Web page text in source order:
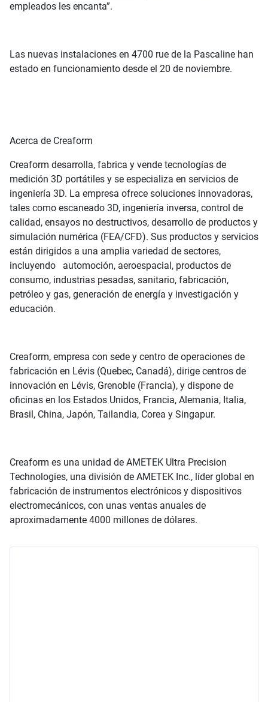
empleados les encanta”.
Las nuevas instalaciones en 4700 rue de la Pascaline han
estado en funcionamiento desde el 20 de noviembre.
Acerca de Creaform
Creaform desarrolla, fabrica y vende tecnologías de
medición 3D portátiles y se especializa en servicios de
ingeniería 3D. La empresa ofrece soluciones innovadoras,
tales como escaneado 3D, ingeniería inversa, control de
calidad, ensayos no destructivos, desarrollo de productos y
simulación numérica (FEA/CFD). Sus productos y servicios
están dirigidos a una amplia variedad de sectores,
incluyendo automoción, aeroespacial, productos de
consumo, industrias pesadas, sanitario, fabricación,
petróleo y gas, generación de energía y investigación y
educación.
Creaform, empresa con sede y centro de operaciones de
fabricación en Lévis (Quebec, Canadá), dirige centros de
innovación en Lévis, Grenoble (Francia), y dispone de
oficinas en los Estados Unidos, Francia, Alemania, Italia,
Brasil, China, Japón, Tailandia, Corea y Singapur.
Creaform es una unidad de AMETEK Ultra Precision
Technologies, una división de AMETEK Inc., líder global en
fabricación de instrumentos electrónicos y dispositivos
electromecánicos, con unas ventas anuales de
aproximadamente 4000 millones de dólares.